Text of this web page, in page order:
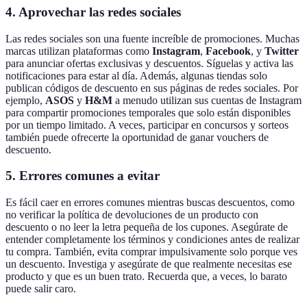
4. Aprovechar las redes sociales
Las redes sociales son una fuente increíble de promociones. Muchas
marcas utilizan plataformas como Instagram, Facebook, y Twitter
para anunciar ofertas exclusivas y descuentos. Síguelas y activa las
notificaciones para estar al día. Además, algunas tiendas solo
publican códigos de descuento en sus páginas de redes sociales. Por
ejemplo, ASOS y H&M a menudo utilizan sus cuentas de Instagram
para compartir promociones temporales que solo están disponibles
por un tiempo limitado. A veces, participar en concursos y sorteos
también puede ofrecerte la oportunidad de ganar vouchers de
descuento.
5. Errores comunes a evitar
Es fácil caer en errores comunes mientras buscas descuentos, como
no verificar la política de devoluciones de un producto con
descuento o no leer la letra pequeña de los cupones. Asegúrate de
entender completamente los términos y condiciones antes de realizar
tu compra. También, evita comprar impulsivamente solo porque ves
un descuento. Investiga y asegúrate de que realmente necesitas ese
producto y que es un buen trato. Recuerda que, a veces, lo barato
puede salir caro.